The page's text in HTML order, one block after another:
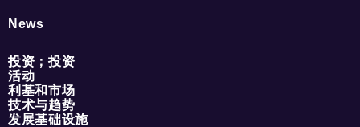
News
投资；投资
活动
利基和市场
技术与趋势
发展基础设施